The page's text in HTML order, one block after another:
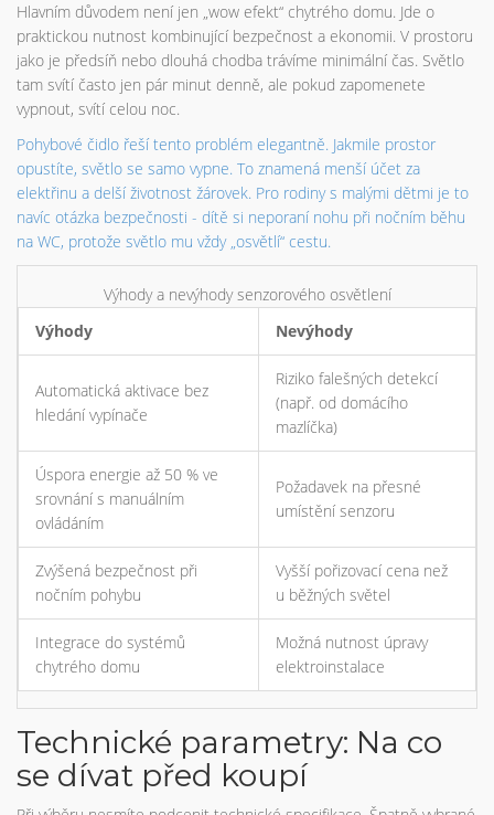
Hlavním důvodem není jen „wow efekt“ chytrého domu. Jde o
praktickou nutnost kombinující bezpečnost a ekonomii. V prostoru
jako je předsíň nebo dlouhá chodba trávíme minimální čas. Světlo
tam svítí často jen pár minut denně, ale pokud zapomenete
vypnout, svítí celou noc.
Pohybové čidlo řeší tento problém elegantně. Jakmile prostor
opustíte, světlo se samo vypne. To znamená menší účet za
elektřinu a delší životnost žárovek. Pro rodiny s malými dětmi je to
navíc otázka bezpečnosti - dítě si neporaní nohu při nočním běhu
na WC, protože světlo mu vždy „osvětlí“ cestu.
Výhody a nevýhody senzorového osvětlení
Výhody
Nevýhody
Automatická aktivace bez
hledání vypínače
Riziko falešných detekcí
(např. od domácího
mazlíčka)
Úspora energie až 50 % ve
srovnání s manuálním
ovládáním
Požadavek na přesné
umístění senzoru
Zvýšená bezpečnost při
nočním pohybu
Vyšší pořizovací cena než
u běžných světel
Integrace do systémů
chytrého domu
Možná nutnost úpravy
elektroinstalace
Technické parametry: Na co
se dívat před koupí